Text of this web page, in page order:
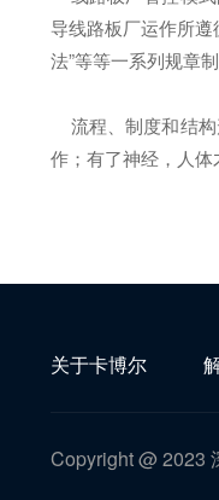
导线路板厂运作所
法”等等一系列规章制
流程、制度和结构
作；有了神经，人体
关于卡博尔
Copyright @ 2023